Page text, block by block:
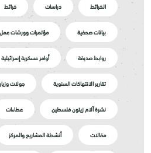
الخرائط دراسات خرائط
بيانات صحفية مؤتمرات وورشات عمل
روابط صديقة أوامر عسكرية إسرائيلية
تقارير الانتهاكات السنوية جولات
نشرة آلام زيتون فلسطين عطاءات
مقالات أنشطة المشاريع والمركز